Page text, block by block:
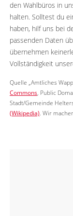
den Wahlbüros in
halten. Solltest du
haben, hilf uns bei
passenden Daten
übernehmen
Vollständigkeit
Quelle „Amtliches
Commons, Public
Stadt/Gemeinde
(Wikipedia). Wir